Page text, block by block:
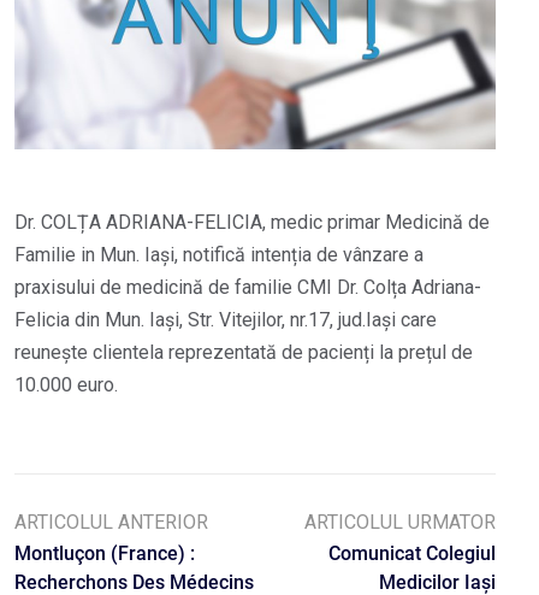
Dr. COLȚA ADRIANA-FELICIA, medic primar Medicină de
Familie in Mun. Iași, notifică intenția de vânzare a
praxisului de medicină de familie CMI Dr. Colța Adriana-
Felicia din Mun. Iași, Str. Vitejilor, nr.17, jud.Iași care
reunește clientela reprezentată de pacienți la prețul de
10.000 euro.
ARTICOLUL ANTERIOR
Montluçon (France) :
Recherchons Des Médecins
ARTICOLUL URMATOR
Comunicat Colegiul
Medicilor Iași